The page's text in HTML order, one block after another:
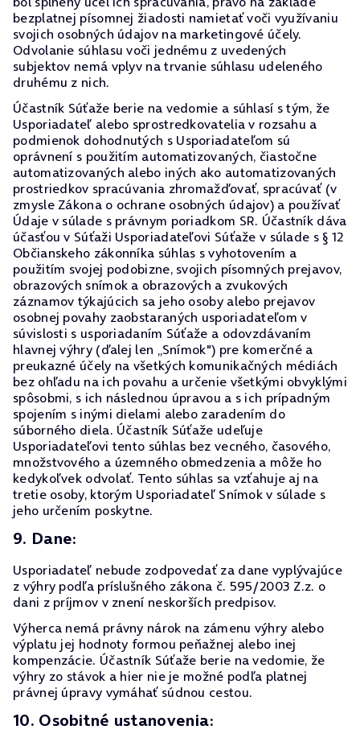
bezplatnej písomnej žiadosti namietať voči využívaniu
svojich osobných údajov na marketingové účely.
Odvolanie súhlasu voči jednému z uvedených
subjektov nemá vplyv na trvanie súhlasu udeleného
druhému z nich.
Účastník Súťaže berie na vedomie a súhlasí s tým, že
Usporiadateľ alebo sprostredkovatelia v rozsahu a
podmienok dohodnutých s Usporiadateľom sú
oprávnení s použitím automatizovaných, čiastočne
automatizovaných alebo iných ako automatizovaných
prostriedkov spracúvania zhromažďovať, spracúvať (v
zmysle Zákona o ochrane osobných údajov) a používať
Údaje v súlade s právnym poriadkom SR. Účastník dáva
účasťou v Súťaži Usporiadateľovi Súťaže v súlade s § 12
Občianskeho zákonníka súhlas s vyhotovením a
použitím svojej podobizne, svojich písomných prejavov,
obrazových snímok a obrazových a zvukových
záznamov týkajúcich sa jeho osoby alebo prejavov
osobnej povahy zaobstaraných usporiadateľom v
súvislosti s usporiadaním Súťaže a odovzdávaním
hlavnej výhry (ďalej len „Snímok") pre komerčné a
preukazné účely na všetkých komunikačných médiách
bez ohľadu na ich povahu a určenie všetkými obvyklými
spôsobmi, s ich následnou úpravou a s ich prípadným
spojením s inými dielami alebo zaradením do
súborného diela. Účastník Súťaže udeľuje
Usporiadateľovi tento súhlas bez vecného, časového,
množstvového a územného obmedzenia a môže ho
kedykoľvek odvolať. Tento súhlas sa vzťahuje aj na
tretie osoby, ktorým Usporiadateľ Snímok v súlade s
jeho určením poskytne.
9. Dane:
Usporiadateľ nebude zodpovedať za dane vyplývajúce
z výhry podľa príslušného zákona č. 595/2003 Z.z. o
dani z príjmov v znení neskorších predpisov.
Výherca nemá právny nárok na zámenu výhry alebo
výplatu jej hodnoty formou peňažnej alebo inej
kompenzácie. Účastník Súťaže berie na vedomie, že
výhry zo stávok a hier nie je možné podľa platnej
právnej úpravy vymáhať súdnou cestou.
10. Osobitné ustanovenia: